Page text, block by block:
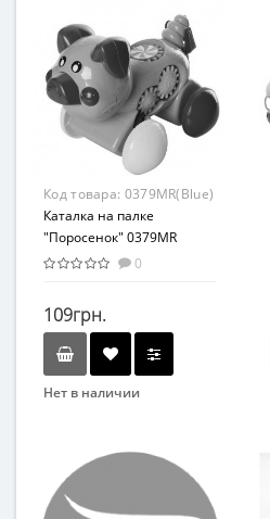
Каталка
Возраст
От 3-х лет
Возрастная группа
От 1 года
Пластик
Код товара: 0379MR(Blue)
Каталка на палке
"Поросенок" 0379MR
(Синий)
0
109грн.
Нет в наличии
Развивающая игрушка